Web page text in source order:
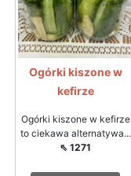
Ogórki kiszone w
kefirze
Ogórki kiszone w kefirze
to ciekawa alternatywa...
⇖ 1271